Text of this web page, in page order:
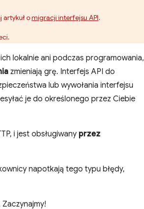
artykuł omigracji interfejsu API.
lokalnie ani podczas programowania,
zmieniają grę. Interfejs API do
lub wywołania interfejsu
je do określonego przez Ciebie
i jest obsługiwany przez
napotkają tego typu błędy,